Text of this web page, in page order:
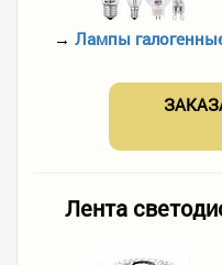
→ Лампы
Лента